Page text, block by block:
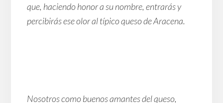
que, haciendo honor a su nombre, entrarás y
percibirás ese olor al típico queso de Aracena.
Nosotros como buenos amantes del queso,